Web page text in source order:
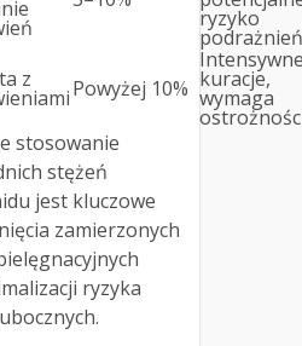
ryzyko
podrażnień
z
Powyżej 10% kuracje,
wymaga
stosowanie
stężeń
jest kluczowe
zamierzonych
ryzyka